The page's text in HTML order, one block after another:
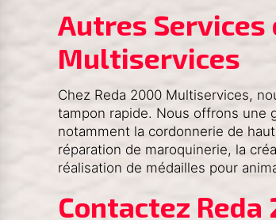
Autres Services
Multiservices
Chez Reda 2000 Multiservices,
tampon rapide. Nous offrons une
notamment la cordonnerie de
réparation de maroquinerie, la
réalisation de médailles pour
Contactez Reda